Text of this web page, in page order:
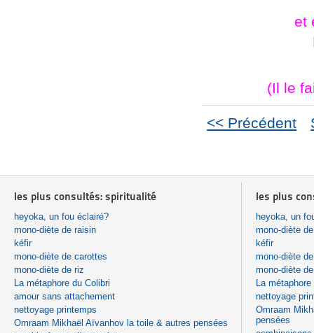
et
(Il le
<< Précédent
les plus consultés: spiritualité
heyoka, un fou éclairé?
mono-diète de raisin
kéfir
mono-diète de carottes
mono-diète de riz
La métaphore du Colibri
amour sans attachement
nettoyage printemps
Omraam Mikhaël Aïvanhov la toile & autres pensées
les plus
heyoka, un
mono-diète
kéfir
mono-diète
mono-diète
La
nettoyage
Omraam
pensées